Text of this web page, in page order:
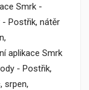
Smrk -
Postřik, nátěr
aplikace Smrk
- Postřik,
srpen,